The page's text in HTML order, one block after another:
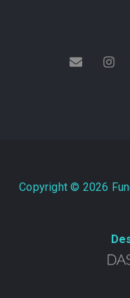
Copyright © 2026